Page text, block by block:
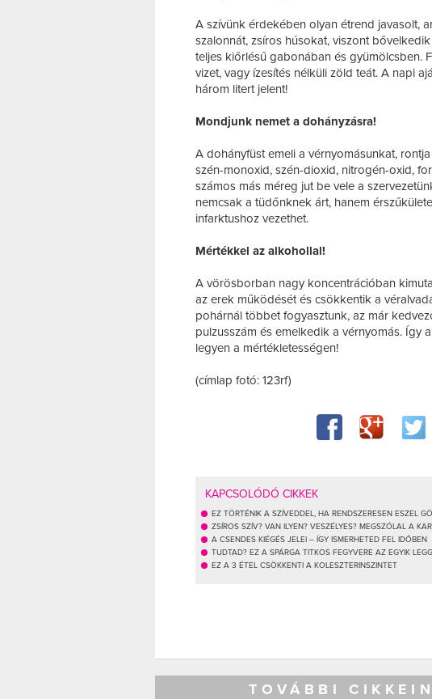
A szívünk érdekében olyan étrend javasolt,
szalonnát, zsíros húsokat, viszont
teljes kiőrlésű gabonában és gyümölcsben.
vizet, vagy ízesítés nélküli zöld teát. A napi
három litert jelent!
Mondjunk nemet a dohányzásra!
A dohányfüst emeli a vérnyomásunkat,
szén-monoxid, szén-dioxid, nitrogén-oxid,
számos más méreg jut be vele a
nemcsak a tüdőnknek árt, hanem
infarktushoz vezethet.
Mértékkel az alkohollal!
A vörösborban nagy koncentrációban
az erek működését és csökkentik a
pohárnál többet fogyasztunk, az már
pulzusszám és emelkedik a vérnyomás. Így
legyen a mértékletességen!
(címlap fotó: 123rf)
KAPCSOLÓDÓ CIKKEK
EZ TÖRTÉNIK A SZÍVEDDEL, HA RENDSZERESEN ESZEL
ZSÍROS SZÍV? VAN ILYEN? VESZÉLYES? MEGSZÓLAL A
A CSENDES KIÉGÉS JELEI – ÍGY ISMERHETED FEL IDŐBEN
TUDTAD? EZ A SPÁRGA TITKOS FEGYVERE AZ EGYIK
EZ A 3 ÉTEL CSÖKKENTI A KOLESZTERINSZINTET
TOVÁBBI